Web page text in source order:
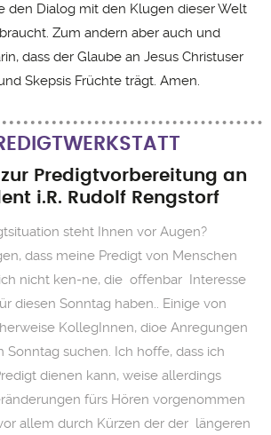
den Dialog mit den Klugen dieser Welt
Zum andern aber auch und
dass der Glaube an Jesus Christuser
Skepsis Früchte trägt. Amen.
Predigtvorbereitung an
i.R. Rudolf Rengstorf
steht Ihnen vor Augen?
dass meine Predigt von Menschen
nicht ken-ne, die offenbar Interesse
diesen Sonntag haben.. Einige von
KollegInnen, dioe Anregungen
Sonntag suchen. Ich hoffe, dass ich
dienen kann, weise allerdings
fürs Hören vorgenommen
allem durch Kürzen der der längeren